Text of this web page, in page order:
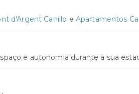
d'Argent Canillo e Apartamentos
e autonomia durante a sua